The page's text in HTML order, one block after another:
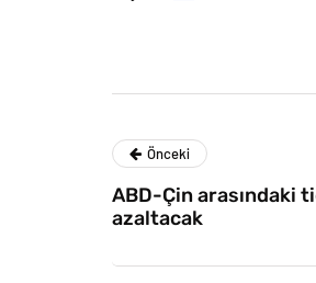
Önceki
ABD-Çin arasındaki
azaltacak